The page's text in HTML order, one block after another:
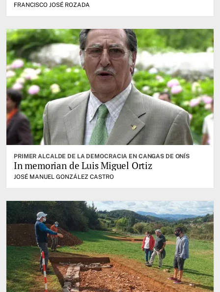
FRANCISCO JOSÉ ROZADA
PRIMER ALCALDE DE LA DEMOCRACIA EN CANGAS DE ONÍS
In memorian de Luis Miguel Ortiz
JOSÉ MANUEL GONZÁLEZ CASTRO